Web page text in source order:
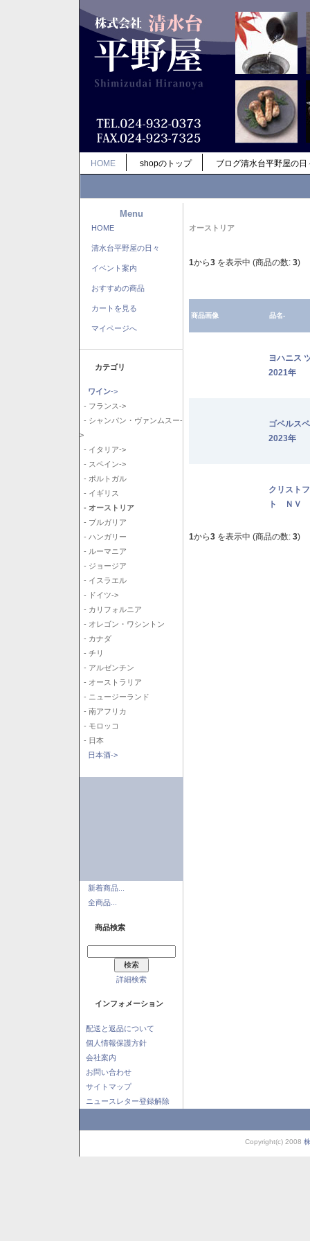
HOME shopのトップ ブログ清水台平野屋の日
Menu
HOME
清水台平野屋の日々
イベント案内
おすすめの商品
カートを見る
マイページへ
カテゴリ
ワイン->
- フランス->
- シャンパン・ヴァンムスー-
>
- イタリア->
- スペイン->
- ポルトガル
- イギリス
- オーストリア
- ブルガリア
- ハンガリー
- ルーマニア
- ジョージア
- イスラエル
- ドイツ->
- カリフォルニア
- オレゴン・ワシントン
- カナダ
- チリ
- アルゼンチン
- オーストラリア
- ニュージーランド
- 南アフリカ
- モロッコ
- 日本
日本酒->
新着商品...
全商品...
商品検索
詳細検索
インフォメーション
配送と返品について
個人情報保護方針
会社案内
お問い合わせ
サイトマップ
ニュースレター登録解除
オーストリア
1から3 を表示中 (商品の数: 3)
商品画像 品名-
ヨハニス
2021年
ゴベルス
2023年
クリスト
ト ＮＶ
1から3 を表示中 (商品の数: 3)
Copyright(c) 2008